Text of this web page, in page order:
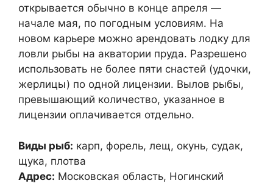
открывается обычно в конце апреля —
начале мая, по погодным условиям. На
новом карьере можно арендовать лодку для
ловли рыбы на акватории пруда. Разрешено
использовать не более пяти снастей (удочки,
жерлицы) по одной лицензии. Вылов рыбы,
превышающий количество, указанное в
лицензии оплачивается отдельно.
Виды рыб: карп, форель, лещ, окунь, судак,
щука, плотва
Адрес: Московская область, Ногинский